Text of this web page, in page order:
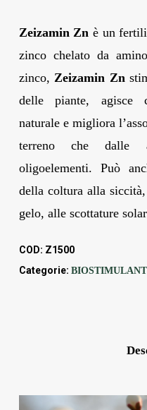
Zeizamin Zn è un
zinco chelato da
zinco, Zeizamin Zn
delle piante, agisce
naturale e migliora
terreno che dalle
oligoelementi. Può
della coltura alla
gelo, alle scottature
COD: Z1500
Categorie: